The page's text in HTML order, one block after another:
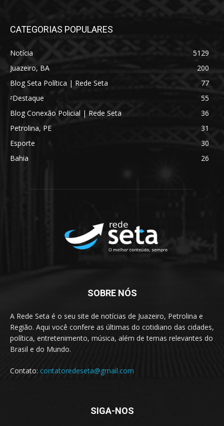
CATEGORIAS POPULARES
Notícia
5129
Juazeiro, BA
200
Blog Seta Política | Rede Seta
77
ᶻDestaque
55
Blog Conexão Policial | Rede Seta
36
Petrolina, PE
31
Esporte
30
Bahia
26
SOBRE NÓS
A Rede Seta é o seu site de notícias de Juazeiro, Petrolina e
Região. Aqui você confere as últimas do cotidiano das cidades,
política, entretenimento, música, além de temas relevantes do
Brasil e do Mundo.
Contato: contatoredeseta@gmail.com
SIGA-NOS